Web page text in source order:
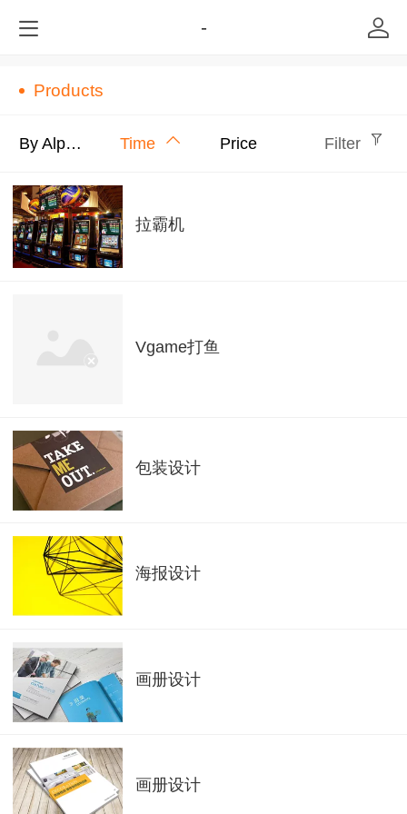
-
Products
By Alphabet Time Price Filter
拉霸机
Vgame打鱼
包装设计
海报设计
画册设计
画册设计